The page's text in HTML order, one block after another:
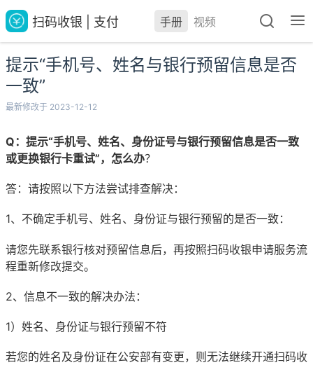
扫码收银 | 支付 手册 视频
提示“手机号、姓名与银行预留信息是否
一致”
最新修改于 2023-12-12
Q：提示“手机号、姓名、身份证号与银行预留信息是否一致
或更换银行卡重试”，怎么办？
答：请按照以下方法尝试排查解决：
1、不确定手机号、姓名、身份证与银行预留的是否一致：
请您先联系银行核对预留信息后，再按照扫码收银申请服务流
程重新修改提交。
2、信息不一致的解决办法：
1）姓名、身份证与银行预留不符
若您的姓名及身份证在公安部有变更，则无法继续开通扫码收